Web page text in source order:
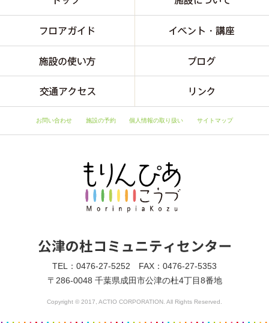
お問い合わせ 施設の予約 個人情報の取り扱い サイトマップ
TEL：0476-27-5252 FAX：0476-27-5353
〒286-0048 千葉県成田市公津の杜4丁目8番地
Copyright © 2017, ACTIO CORPORATION. All Rights Reserved.